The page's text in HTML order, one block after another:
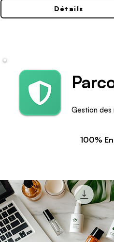
Détails
Gestion des
100%